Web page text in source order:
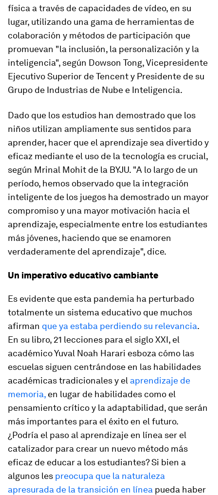
física a través de capacidades de vídeo, en su
lugar, utilizando una gama de herramientas de
colaboración y métodos de participación que
promuevan "la inclusión, la personalización y la
inteligencia", según Dowson Tong, Vicepresidente
Ejecutivo Superior de Tencent y Presidente de su
Grupo de Industrias de Nube e Inteligencia.
Dado que los estudios han demostrado que los
niños utilizan ampliamente sus sentidos para
aprender, hacer que el aprendizaje sea divertido y
eficaz mediante el uso de la tecnología es crucial,
según Mrinal Mohit de la BYJU. "A lo largo de un
período, hemos observado que la integración
inteligente de los juegos ha demostrado un mayor
compromiso y una mayor motivación hacia el
aprendizaje, especialmente entre los estudiantes
más jóvenes, haciendo que se enamoren
verdaderamente del aprendizaje", dice.
Un imperativo educativo cambiante
Es evidente que esta pandemia ha perturbado
totalmente un sistema educativo que muchos
afirman que ya estaba perdiendo su relevancia.
En su libro, 21 lecciones para el siglo XXI, el
académico Yuval Noah Harari esboza cómo las
escuelas siguen centrándose en las habilidades
académicas tradicionales y el aprendizaje de
memoria, en lugar de habilidades como el
pensamiento crítico y la adaptabilidad, que serán
más importantes para el éxito en el futuro.
¿Podría el paso al aprendizaje en línea ser el
catalizador para crear un nuevo método más
eficaz de educar a los estudiantes? Si bien a
algunos les preocupa que la naturaleza
apresurada de la transición en línea pueda haber